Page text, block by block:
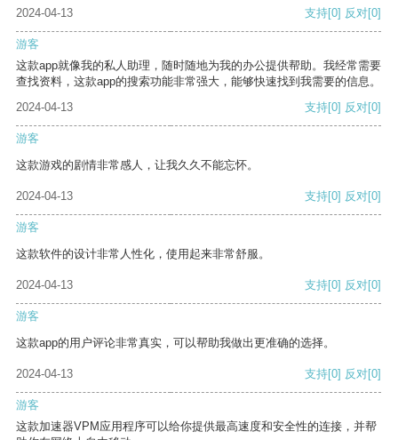
2024-04-13 支持[0] 反对[0]
游客
这款app就像我的私人助理，随时随地为我的办公提供帮助。我经常需要
查找资料，这款app的搜索功能非常强大，能够快速找到我需要的信息。
2024-04-13
支持[0] 反对[0]
游客
这款游戏的剧情非常感人，让我久久不能忘怀。
2024-04-13 支持[0] 反对[0]
游客
这款软件的设计非常人性化，使用起来非常舒服。
2024-04-13 支持[0] 反对[0]
游客
这款app的用户评论非常真实，可以帮助我做出更准确的选择。
2024-04-13 支持[0] 反对[0]
游客
这款加速器VPM应用程序可以给你提供最高速度和安全性的连接，并帮